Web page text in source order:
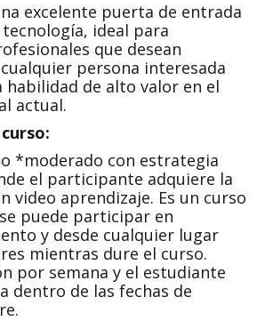
excelente puerta de entrada
ideal para
que desean
persona interesada
habilidad de alto valor en el
actual.
*moderado con estrategia
el participante adquiere la
video aprendizaje. Es un curso
puede participar en
y desde cualquier lugar
mientras dure el curso.
por semana y el estudiante
dentro de las fechas de